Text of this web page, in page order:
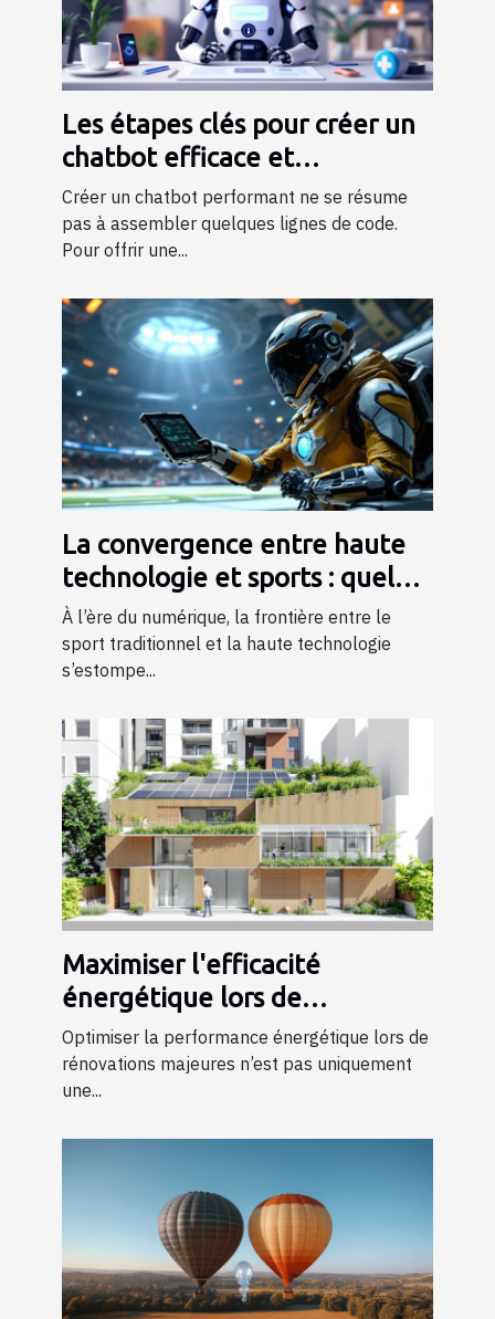
Les étapes clés pour créer un
chatbot efficace et
personnalisé
Créer un chatbot performant ne se résume
pas à assembler quelques lignes de code.
Pour offrir une...
La convergence entre haute
technologie et sports : quel
avenir ?
À l’ère du numérique, la frontière entre le
sport traditionnel et la haute technologie
s’estompe...
Maximiser l'efficacité
énergétique lors de
rénovations majeures
Optimiser la performance énergétique lors de
rénovations majeures n’est pas uniquement
une...